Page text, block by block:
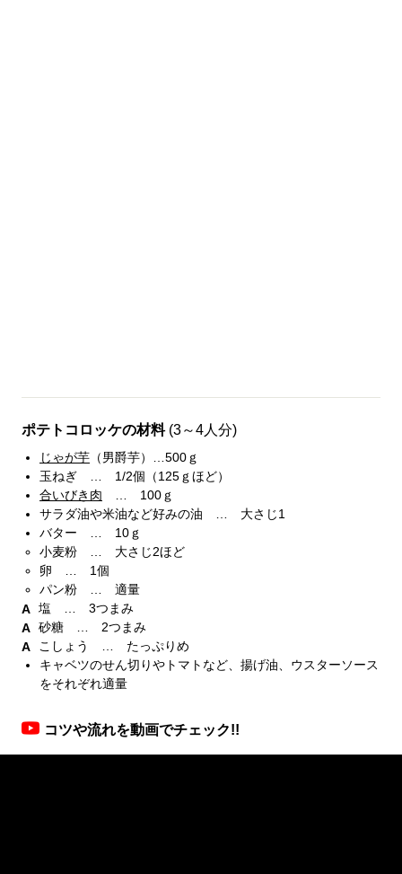
ポテトコロッケの材料 (3～4人分)
じゃが芋 （男爵芋）…500ｇ
玉ねぎ … 1/2個（125ｇほど）
合いびき肉 … 100ｇ
サラダ油や米油など好みの油 … 大さじ1
バター … 10ｇ
小麦粉 … 大さじ2ほど
卵 … 1個
パン粉 … 適量
塩 … 3つまみ
砂糖 … 2つまみ
こしょう … たっぷりめ
キャベツのせん切りやトマトなど、揚げ油、ウスターソース
をそれぞれ適量
コツや流れを動画でチェック!!